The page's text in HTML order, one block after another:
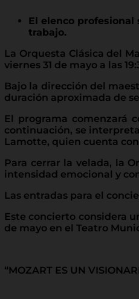
El elenco
trabajo.
La Orquesta Clásica del
viernes 31 de mayo a las
Bajo la dirección del
duración aproximada de
El programa comenzará
continuación, se
Lamotte, quien cuenta
Para cerrar la velada, la
intensidad emocional y
Las entradas para el
Este concierto considera
de mayo en el Teatro
“MOZART ES UN